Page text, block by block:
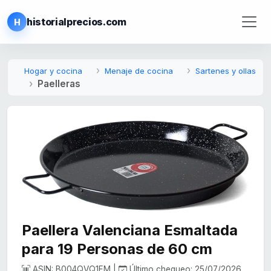
H historialprecios.com
Hogar y cocina Menaje de cocina Sartenes y ollas
Paelleras
Paellera Valenciana Esmaltada
para 19 Personas de 60 cm